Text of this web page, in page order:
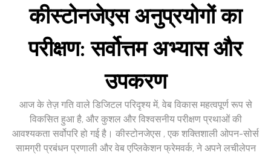
कीस्टोनजेएस अनुप्रयोगों का
परीक्षण: सर्वोत्तम अभ्यास और
उपकरण
आज के तेज़ गति वाले डिजिटल परिदृश्य में, वेब विकास महत्वपूर्ण रूप से
विकसित हुआ है, और कुशल और विश्वसनीय परीक्षण प्रथाओं की
आवश्यकता सर्वोपरि हो गई है। कीस्टोनजेएस , एक शक्तिशाली ओपन-सोर्स
सामग्री प्रबंधन प्रणाली और वेब एप्लिकेशन फ्रेमवर्क, ने अपने लचीलेपन